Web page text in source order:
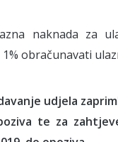
naknada za
obračunavati
udjela
te za